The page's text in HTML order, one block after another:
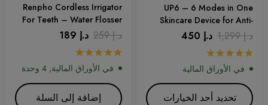
UP6 – 6 Modes in One
Skincare Device for Anti-
aging and Face Lifting
د.إ1,299 د.إ
في الأوراق المالية
تحديد أحد الخيارات
Renpho Cordless Irrigator
For Teeth – Water Flosser
د.إ259 د.إ
في الأوراق المالية, 4 وحدة
إضافة إلى السلة